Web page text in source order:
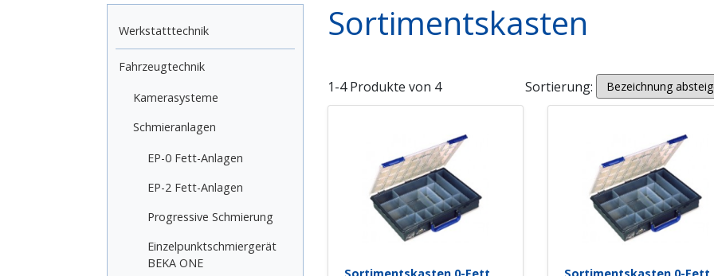
Werkstatttechnik
Fahrzeugtechnik
Kamerasysteme
Schmieranlagen
EP-0 Fett-Anlagen
EP-2 Fett-Anlagen
Progressive Schmierung
Einzelpunktschmiergerät
BEKA ONE
Sortimentskasten
1-4 Produkte von 4 Sortierung: